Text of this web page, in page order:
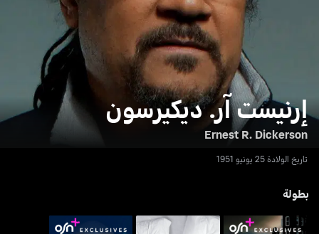
إرنيست آر. ديكيرسون
Ernest R. Dickerson
تاريخ الولادة 25 يونيو 1951
بطولة